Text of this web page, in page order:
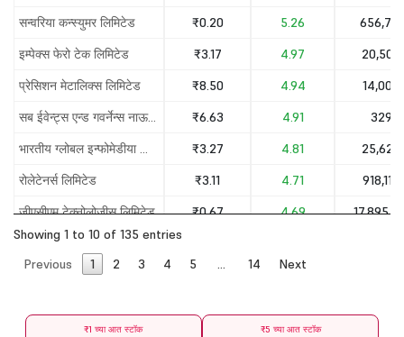
सन्वरिया कन्स्युमर लिमिटेड
₹0.20 5.26
656,791
इम्पेक्स फेरो टेक लिमिटेड
₹3.17 4.97
20,509
प्रेसिशन मेटालिक्स लिमिटेड
₹8.50 4.94
14,000
सब ईवेन्ट्स एन्ड गवर्नेन्स नाऊ मीडिया लिमिटेड
₹6.63 4.91
329
भारतीय ग्लोबल इन्फोमेडीया लिमिटेड
₹3.27 4.81
25,626
रोलेटेनर्स लिमिटेड
₹3.11 4.71
918,119
जीएसीएम टेक्नोलोजीस लिमिटेड
₹0.67 4.69
वेक्स्टेक्स कोटफेब लिमिटेड
Showing 1 to 10 of 135 entries
Previous
1 2 3 4 5 … 14 Next
₹1 च्या आत स्टॉक ₹5 च्या आत स्टॉक